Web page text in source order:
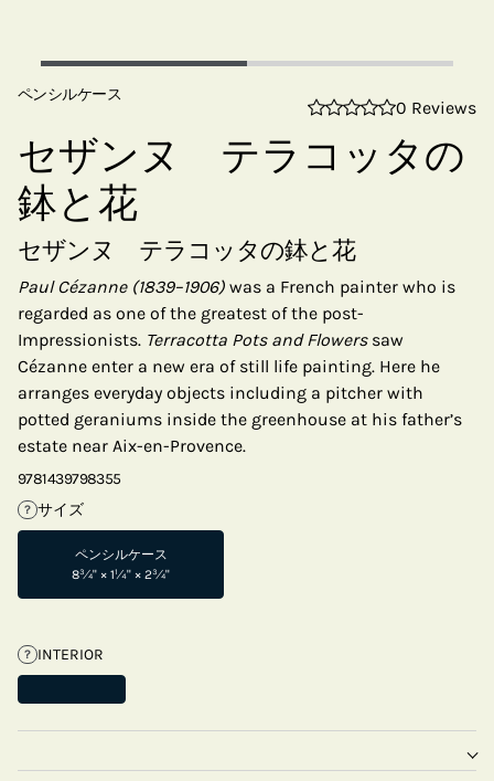
ペンシルケース
0 Reviews
セザンヌ テラコッタの
鉢と花
セザンヌ テラコッタの鉢と花
Paul Cézanne (1839–1906) was a French painter who is
regarded as one of the greatest of the post-
Impressionists. Terracotta Pots and Flowerssaw
Cézanne enter a new era of still life painting. Here he
arranges everyday objects including a pitcher with
potted geraniums inside the greenhouse at his father’s
estate near Aix-en-Provence.
9781439798355
? サイズ
ペンシルケース
8¾" × 1¼" × 2¾"
? INTERIOR